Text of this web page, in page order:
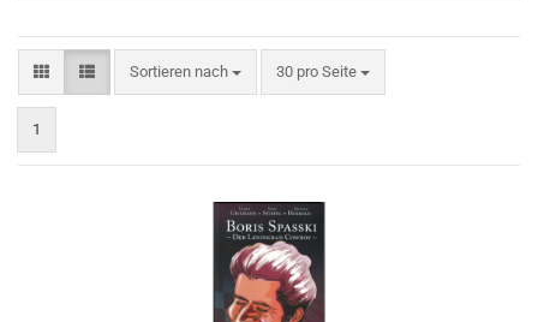
Sortieren nach
Sortieren nach 30 pro Seite
pro Seite
1